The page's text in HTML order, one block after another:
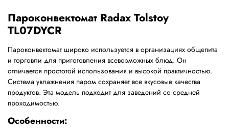
Пароконвектомат Radax Tolstoy
TL07DYCR
Пароконвектомат широко используется в организациях общепита
и торговли для приготовления всевозможных блюд. Он
отличается простотой использования и высокой практичностью.
Система увлажнения паром сохраняет все вкусовые качества
продуктов. Эта модель подходит для заведений со средней
проходимостью.
Особенности: